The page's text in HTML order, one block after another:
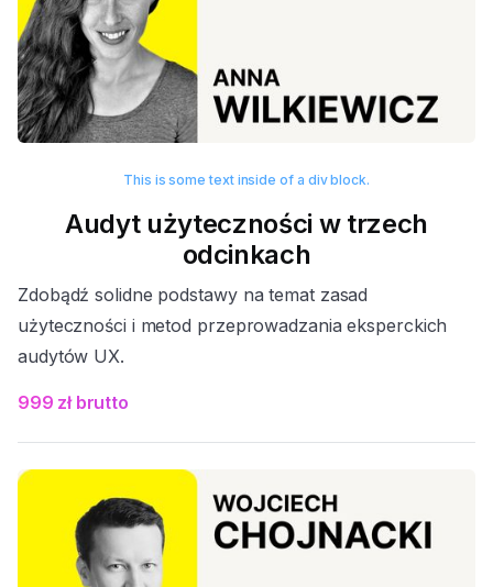
Audyt użyteczności w trzech
odcinkach
Zdobądź solidne podstawy na temat zasad
użyteczności i metod przeprowadzania eksperckich
audytów UX.
This is some text inside of a div block.
999 zł brutto